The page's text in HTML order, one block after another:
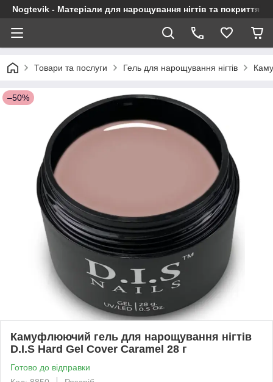
Nogtevik - Матеріали для нарощування нігтів та покриття
Товари та послуги Гель для нарощування нігтів
–50%
Камуфлюючий гель для нарощування нігтів
D.I.S Hard Gel Cover Caramel 28 г
Готово до відправки